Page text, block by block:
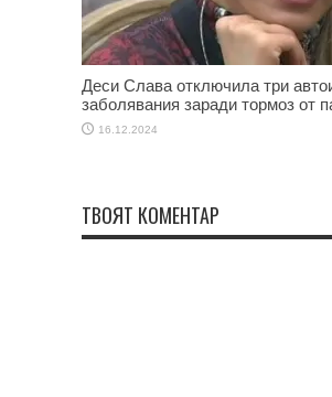
Деси Слава отключила три
заболявания заради тормоз от
16.12.2024
ТВОЯТ КОМЕНТАР